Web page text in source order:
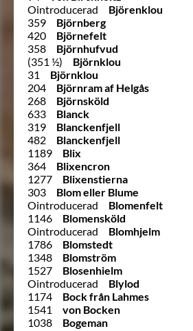
Ointroducerad
Björenklou
359
Björnberg
420
Björnefelt
358
Björnhufvud
(351 ½)
Björnklou
31
Björnklou
204
Björnram af Helgås
268
Björnsköld
633
Blanck
319
Blanckenfjell
482
Blanckenfjell
1189
Blix
364
Blixencron
1277
Blixenstierna
303
Blom eller Blume
Ointroducerad
Blomenfelt
1146
Blomensköld
Ointroducerad
Blomhjelm
1786
Blomstedt
1348
Blomström
1527
Blosenhielm
Ointroducerad
Blylod
1174
Bock från Lahmes
1541
von Bocken
1038
Bogeman